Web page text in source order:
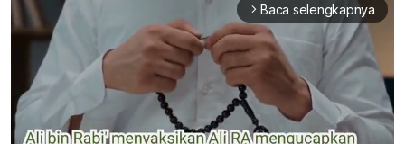
arrow_forward_ios Baca selengkapnya